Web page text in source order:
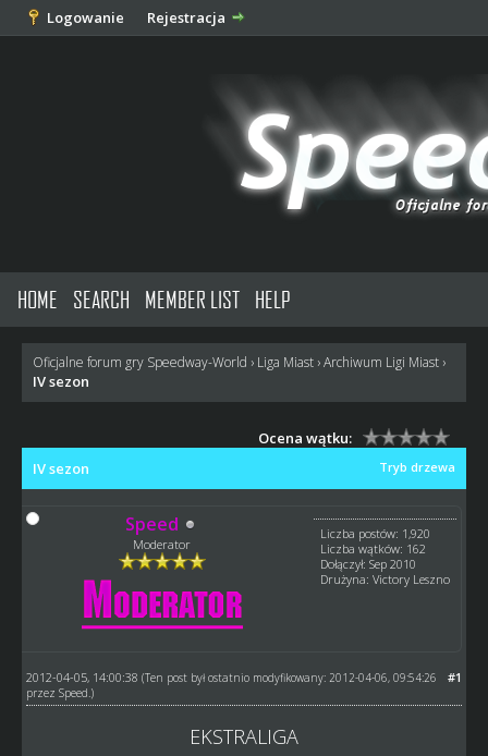
Logowanie Rejestracja
HOME SEARCH MEMBER LIST HELP
Oficjalne forum gry Speedway-World › Liga Miast›Archiwum Ligi Miast ›
IV sezon
Ocena wątku:
Tryb drzewa
IV sezon
Speed
Moderator
Liczba postów: 1,920
Liczba wątków: 162
Dołączył: Sep 2010
Drużyna: Victory Leszno
#1
2012-04-05, 14:00:38 (Ten post był ostatnio modyfikowany: 2012-04-06, 09:54:26
przez Speed.)
EKSTRALIGA